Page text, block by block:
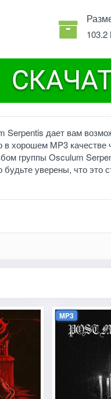
103.2
Serpentis дает вам
хорошем MP3
группы Osculum
уверены, что это
MP3